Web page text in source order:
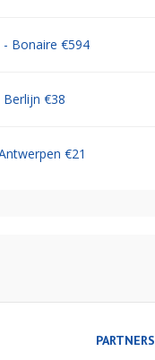
Bonaire €594
Berlijn €38
€21
PARTNERS